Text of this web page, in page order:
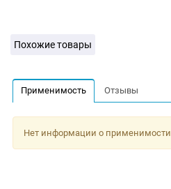
Похожие товары
Применимость Отзывы
Нет информации о применимости